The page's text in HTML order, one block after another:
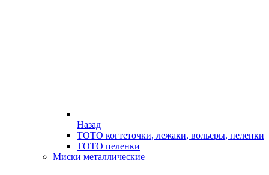
Назад
ТОТО когтеточки, лежаки, вольеры, пеленки
ТОТО пеленки
Миски металлические